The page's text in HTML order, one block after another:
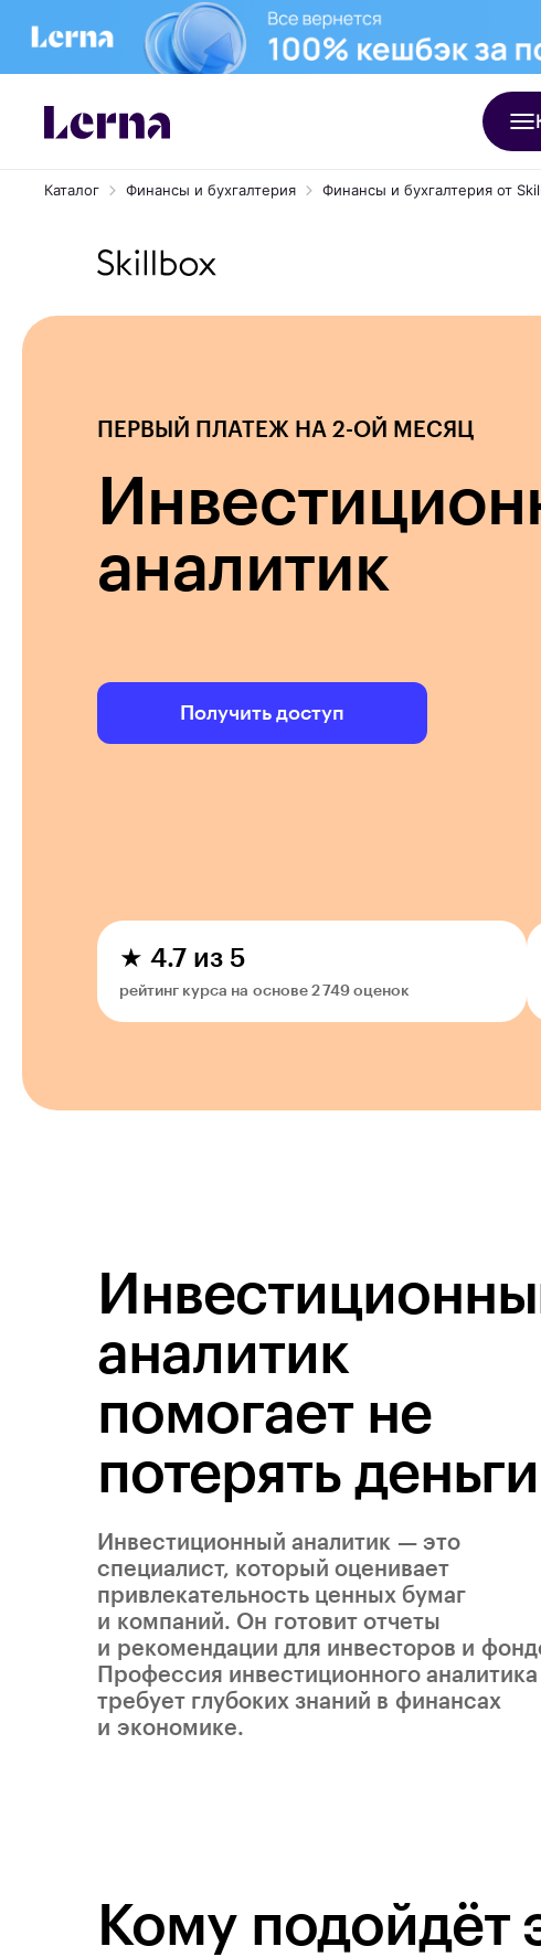
Каталог Финансы и бухгалтерия Финансы и бухгалтерия от
аналитик
ПЕРВЫЙ ПЛАТЕЖ НА 2-ОЙ МЕСЯЦ
Получить доступ
★ 4.7 из 5
рейтинг курса на основе 2 749 оценок
аналитик
помогает не
потерять деньги
Инвестиционный аналитик — это
специалист, который оценивает
привлекательность ценных бумаг
и компаний. Он готовит отчеты
и рекомендации для инвесторов и
Профессия инвестиционного аналитика
требует глубоких знаний в финансах
и экономике.
Кому подойдёт